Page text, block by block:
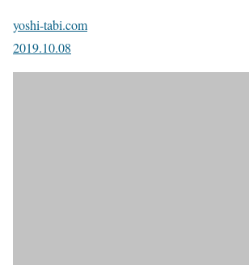
yoshi-tabi.com
2019.10.08